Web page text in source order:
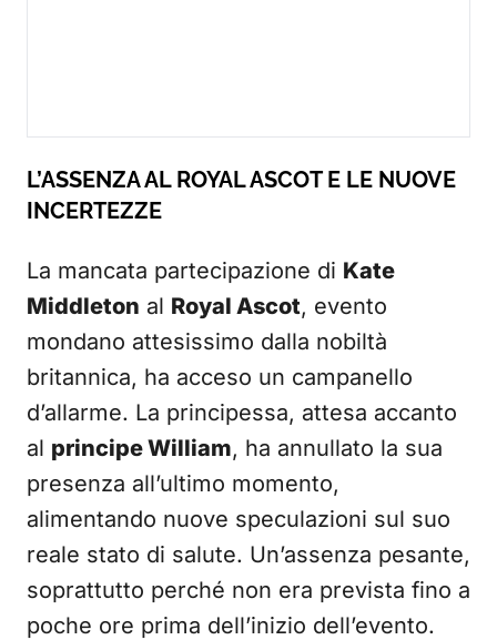
L’ASSENZA AL ROYAL ASCOT E LE NUOVE
INCERTEZZE
La mancata partecipazione di Kate
Middleton al Royal Ascot, evento
mondano attesissimo dalla nobiltà
britannica, ha acceso un campanello
d’allarme. La principessa, attesa accanto
al principe William, ha annullato la sua
presenza all’ultimo momento,
alimentando nuove speculazioni sul suo
reale stato di salute. Un’assenza pesante,
soprattutto perché non era prevista fino a
poche ore prima dell’inizio dell’evento.